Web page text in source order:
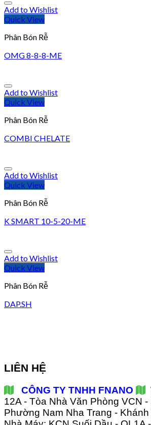
Add to Wishlist
Quick View
Phân Bón Rễ
OMG 8-8-8-ME
Add to Wishlist
Quick View
Phân Bón Rễ
COMBI CHELATE
Add to Wishlist
Quick View
Phân Bón Rễ
K SMART 10-5-20-ME
Add to Wishlist
Quick View
Phân Bón Rễ
DAP.SH
LIÊN HỆ
CÔNG TY TNHH FNANO
12A - Tòa Nhà Văn Phòng VCN
Phường Nam Nha Trang - Khánh